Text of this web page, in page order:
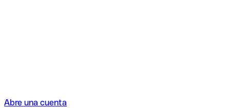
Abre una cuenta